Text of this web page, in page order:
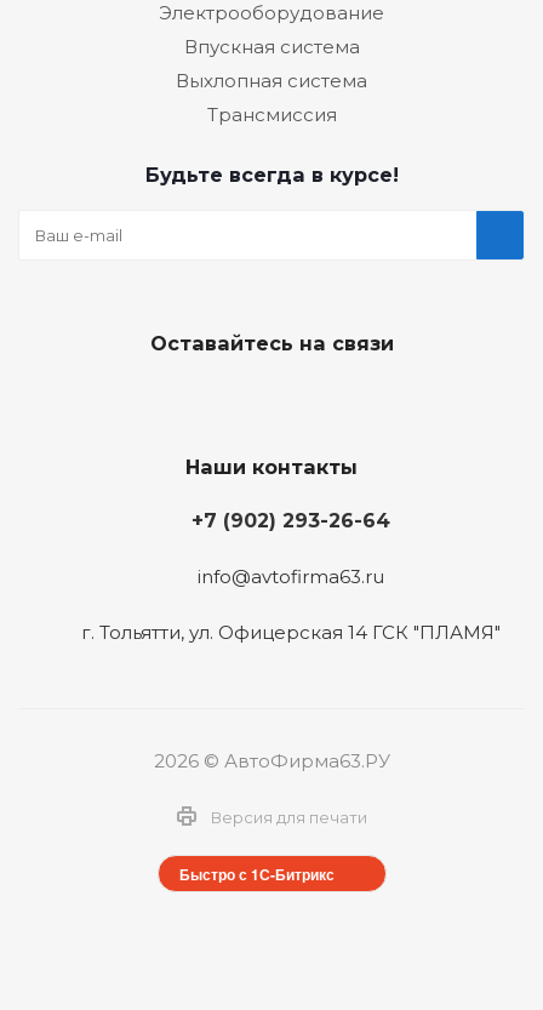
Электрооборудование
Впускная система
Выхлопная система
Трансмиссия
Будьте всегда в курсе!
Оставайтесь на связи
Наши контакты
+7 (902) 293-26-64
info@avtofirma63.ru
г. Тольятти, ул. Офицерская 14 ГСК "ПЛАМЯ"
2026 © АвтоФирма63.РУ
Версия для печати
Быстро с 1С-Битрикс